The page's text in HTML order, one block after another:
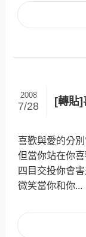
[轉貼]
2008
7/28
喜歡與愛的分
但當你站在你
四目交投你會
微笑當你和你...